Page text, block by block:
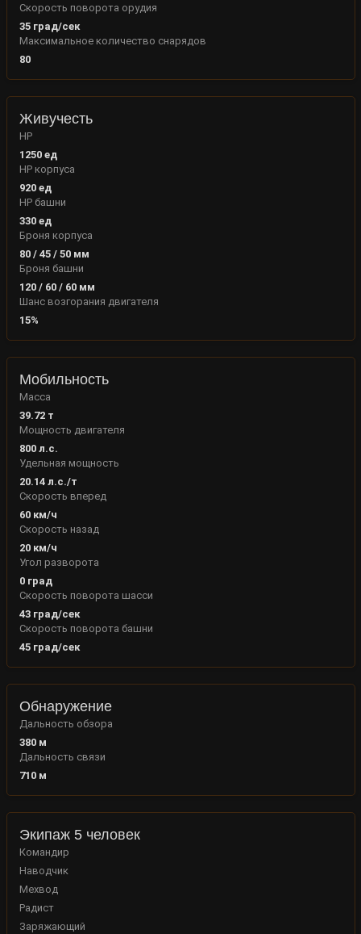
Скорость поворота орудия
35град/сек
Максимальное количество снарядов
80
Живучесть
HP
1250ед
HP корпуса
920ед
HP башни
330ед
Броня корпуса
80/ 45/ 50мм
Броня башни
120 / 60 / 60 мм
Шанс возгорания двигателя
15%
Мобильность
Масса
39.72т
Мощность двигателя
800л.с.
Удельная мощность
20.14л.с./т
Скорость вперед
60км/ч
Скорость назад
20км/ч
Угол разворота
0град
Скорость поворота шасси
43град/сек
Скорость поворота башни
45град/сек
Обнаружение
Дальность обзора
380м
Дальность связи
710м
Экипаж 5 человек
Командир
Наводчик
Мехвод
Радист
Заряжающий